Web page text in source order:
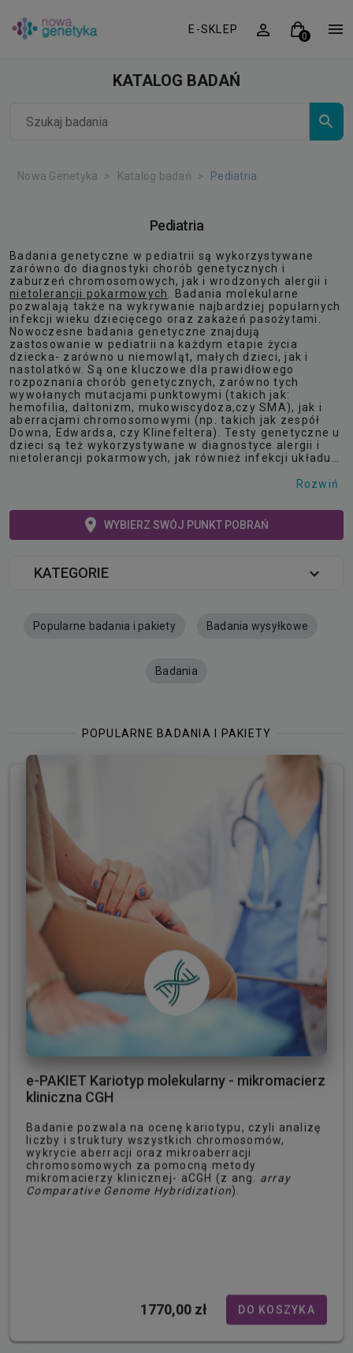
E-SKLEP
KATALOG BADAŃ
Nowa Genetyka Katalog badań Pediatria
Pediatria
Badania genetyczne w pediatrii są wykorzystywane
zarówno do diagnostyki chorób genetycznych i
zaburzeń chromosomowych, jak i wrodzonych alergii i
nietolerancji pokarmowych
. Badania molekularne
pozwalają także na wykrywanie najbardziej popularnych
infekcji wieku dziecięcego oraz zakażeń pasożytami.
Nowoczesne badania genetyczne znajdują
zastosowanie w pediatrii na każdym etapie życia
dziecka- zarówno u niemowląt, małych dzieci, jak i
nastolatków. Są one kluczowe dla prawidłowego
rozpoznania chorób genetycznych, zarówno tych
wywołanych mutacjami punktowymi (takich jak:
hemofilia, daltonizm, mukowiscydoza,czy SMA), jak i
aberracjami chromosomowymi (np. takich jak zespół
Downa, Edwardsa, czy Klinefeltera). Testy genetyczne u
dzieci są też wykorzystywane w diagnostyce alergii i
nietolerancji pokarmowych, jak również infekcji układu
zakażeń, często występujących u dzieci. Badania
przyczyny niedorozwoju intelektualnego, padaczek i
innych zaburzeń neurologicznych, problemów
hematologicznych i kardiologicznych, problemów
występujących u dziecka. Przesiewowe badania
ich pierwsze, niebezpieczne objawy. Testy genetyczne
noworodków pozwalają na wykrycie kilkudziesięciu
etapie życia dziecka. Dzięki wprowadzeniu
bezbolesny- materiałem do badań jest wówczas wymaz
genetycznych u dzieci nie jest wymagane
wcześniejszego przygotowanie, a uzyskany wynik jest
niezmienny w ciągu całego życia pacjenta.
Rozwiń
WYBIERZ SWÓJ PUNKT POBRAŃ
KATEGORIE
Popularne badania i pakiety Badania wysyłkowe
Badania
POPULARNE BADANIA I PAKIETY
e-PAKIET Kariotyp molekularny - mikromacierz
kliniczna CGH
Badanie pozwala na ocenę kariotypu, czyli analizę
liczby i struktury wszystkich chromosomów,
wykrycie aberracji oraz mikroaberracji
chromosomowych za pomocną metody
mikromacierzy klinicznej- aCGH (z ang. array
Comparative Genome Hybridization).
1770,00 zł DO KOSZYKA